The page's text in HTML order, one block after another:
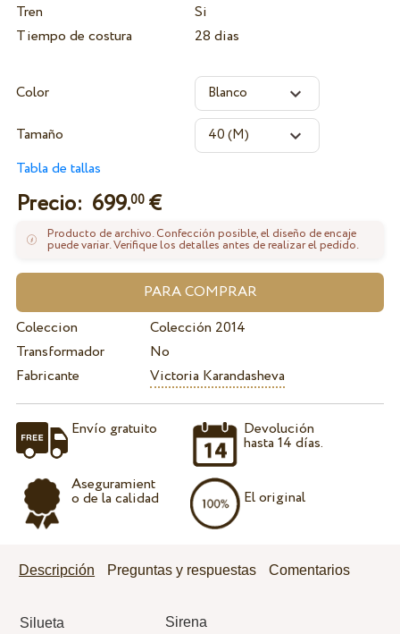
Tren
Si
Tiempo de costura
28 dias
Color
Tamaño
Tabla de tallas
Precio: 699.00€
Producto de archivo. Confección posible, el diseño de encaje
puede variar. Verifique los detalles antes de realizar el pedido.
Coleccion
Colección 2014
Transformador
No
Fabricante
Victoria Karandasheva
Envío gratuito
Aseguramient
o de la calidad
Devolución
hasta 14 días.
El original
Descripción Preguntas y respuestas Comentarios
Silueta
Sirena